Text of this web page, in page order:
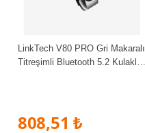
LinkTech V80 PRO Gri Makaralı
Titreşimli Bluetooth 5.2 Kulaklık
808,51 ₺